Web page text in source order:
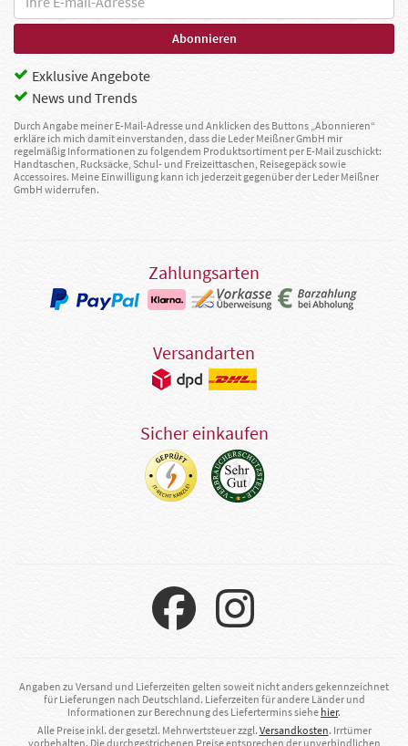
Exklusive Angebote
News und Trends
Durch Angabe meiner E-Mail-Adresse und Anklicken des Buttons „Abonnieren“
erkläre ich mich damit einverstanden, dass die Leder Meißner GmbH mir
regelmäßig Informationen zu folgendem Produktsortiment per E-Mail zuschickt:
Handtaschen, Rucksäcke, Schul- und Freizeittaschen, Reisegepäck sowie
Accessoires. Meine Einwilligung kann ich jederzeit gegenüber der Leder Meißner
GmbH widerrufen.
Zahlungsarten
Versandarten
Sicher einkaufen
Angaben zu Versand und Lieferzeiten gelten soweit nicht anders gekennzeichnet
für Lieferungen nach Deutschland. Lieferzeiten für andere Länder und
Informationen zur Berechnung des Liefertermins siehe hier.
Alle Preise inkl. der gesetzl. Mehrwertsteuer zzgl. Versandkosten. Irrtümer
vorbehalten. Die durchgestrichenen Preise entsprechen der unverbindlichen